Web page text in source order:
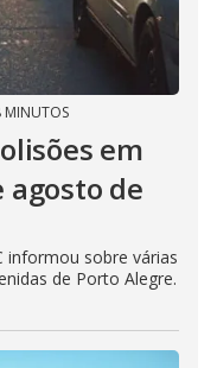
MINUTOS
em
agosto de
informou sobre várias
de Porto Alegre.